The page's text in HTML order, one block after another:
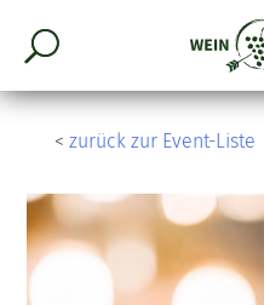
< zurück zur Event-Liste